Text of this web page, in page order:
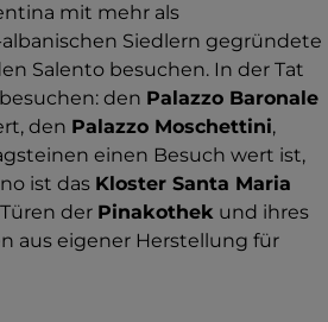
mit mehr als
Siedlern gegründete
Salento besuchen. In der Tat
den Palazzo Baronale
den Palazzo Moschettini,
einen Besuch wert ist,
ist das Kloster Santa Maria
der Pinakothek und ihres
aus eigener Herstellung für